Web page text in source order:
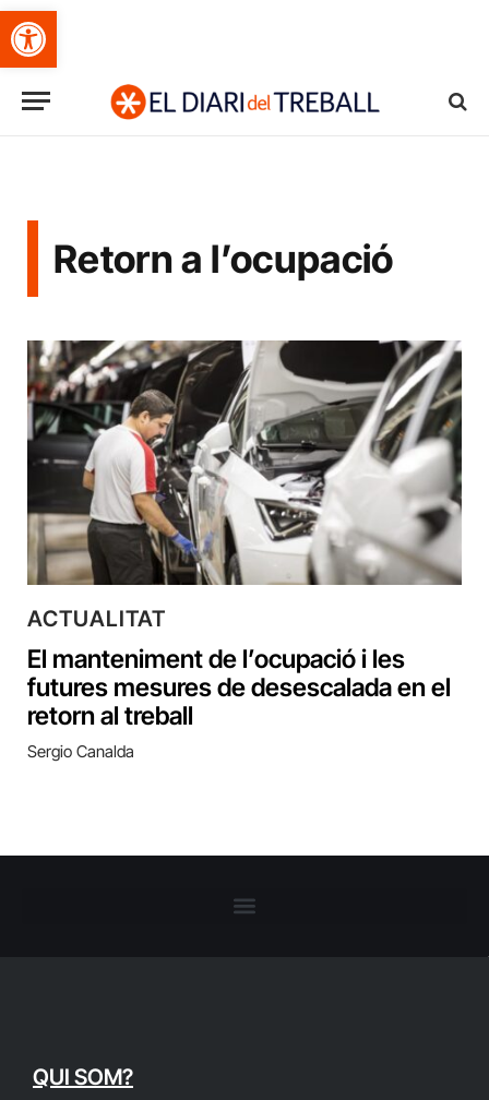
Obre la barra d'eines
Retorn a l’ocupació
ACTUALITAT
El manteniment de l’ocupació i les
futures mesures de desescalada en el
retorn al treball
Sergio Canalda
QUI SOM?